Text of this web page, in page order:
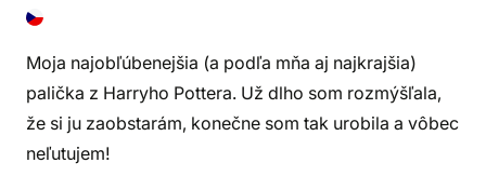
Moja najobľúbenejšia (a podľa mňa aj najkrajšia)
palička z Harryho Pottera. Už dlho som rozmýšľala,
že si ju zaobstarám, konečne som tak urobila a vôbec
neľutujem!